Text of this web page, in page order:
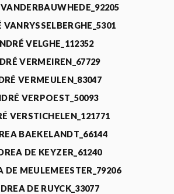
VANRYSSELBERGHE_5301
VELGHE_112352
VERMEIREN_67729
VERMEULEN_83047
VERPOEST_50093
VERSTICHELEN_121771
BAEKELANDT_66144
DE KEYZER_61240
DE MEULEMEESTER_79206
DE RUYCK_33077